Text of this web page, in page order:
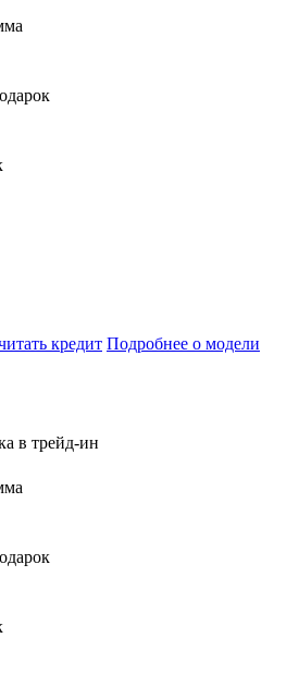
кредит Подробнее о модели
в трейд-ин